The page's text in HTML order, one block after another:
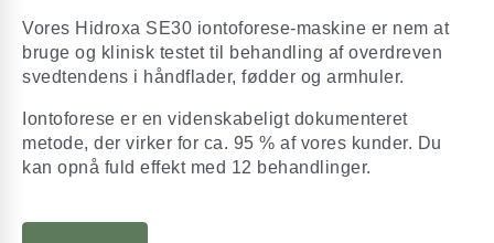
Vores Hidroxa SE30 iontoforese-maskine er nem at
bruge og klinisk testet til behandling af overdreven
svedtendens i håndflader, fødder og armhuler.
Iontoforese er en videnskabeligt dokumenteret
metode, der virker for ca. 95 % af vores kunder. Du
kan opnå fuld effekt med 12 behandlinger.